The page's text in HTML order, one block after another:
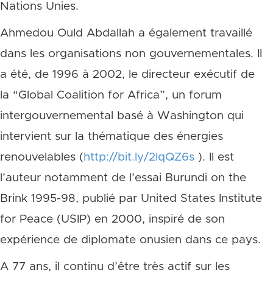
Nations Unies.
Ahmedou Ould Abdallah a également travaillé
dans les organisations non gouvernementales. Il
a été, de 1996 à 2002, le directeur exécutif de
la “Global Coalition for Africa”, un forum
intergouvernemental basé à Washington qui
intervient sur la thématique des énergies
renouvelables ( http://bit.ly/2lqQZ6s ). Il est
l’auteur notamment de l’essai Burundi on the
Brink 1995-98, publié par United States Institute
for Peace (USIP) en 2000, inspiré de son
expérience de diplomate onusien dans ce pays.
A 77 ans, il continu d’être très actif sur les